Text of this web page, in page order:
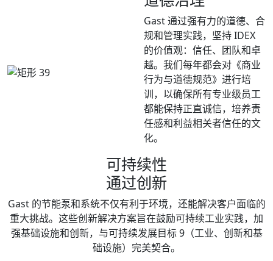
Gast 通过强有力的道德、合
规和管理实践，坚持 IDEX
的价值观：信任、团队和卓
越。我们每年都会对《商业
行为与道德规范》进行培
训，以确保所有专业级员工
都能保持正直诚信，培养责
任感和利益相关者信任的文
化。
可持续性
通过创新
Gast 的节能泵和系统不仅有利于环境，还能解决客户面临的
重大挑战。这些创新解决方案旨在鼓励可持续工业实践，加
强基础设施和创新，与可持续发展目标 9（工业、创新和基
础设施）完美契合。